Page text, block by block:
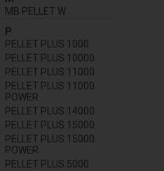
MB PELLET W
P
PELLET PLUS 1000
PELLET PLUS 10000
PELLET PLUS 11000
PELLET PLUS 11000
POWER
PELLET PLUS 14000
PELLET PLUS 15000
PELLET PLUS 15000
POWER
PELLET PLUS 5000